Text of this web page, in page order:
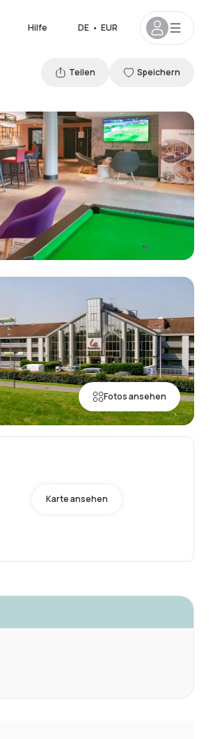
Hilfe DE • EUR
Fotos ansehen
Teilen Speichern
Karte ansehen